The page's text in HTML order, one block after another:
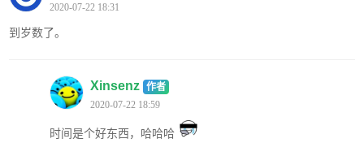
2020-07-22 18:31
到岁数了。
Xinsenz 作者
2020-07-22 18:59
时间是个好东西，哈哈哈